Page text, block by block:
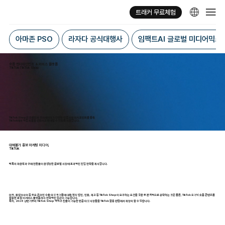
트래커 무료체험
아마존 PSO 라자다 공식대행사 임팩트AI 글로벌 미디어믹스
숏폼 엔터테인먼트 & 커머스 플랫폼
TikTok·TikTok Shop
TikTok Shop은 브랜드와 크리에이터가 다양한 인앱 쇼핑 터치포인트를 통해
TikTok에서 직접 제품을 선보이고 판매할 수 있도록 지원합니다.
대체불가 홍보 마케팅 미디어,
TikTok
틱톡의 파급력과 구매 전환율이 급성장한 글로벌 시장에 효과적인 진입 전략을 제시합니다.
미국, 동남아시아 등 주요 온라인 수출 타깃 국가들에 대해 현지 법인, 인증, 재고 등 TikTok Shop이 요구하는 요건을 갖춘 후 본격적으로 공략하는 것은 물론, TikTok 오가닉 숏폼 콘텐츠를
활용한 로컬 이커머스 플랫폼까지 전략적인 접근이 가능합니다.
특히, 2026 상반기부터 TikTok Shop 역직구 진출이 가능한 만큼 타깃 시장들을 TikTok 활용 관점에서 재정의 할 수 있습니다.